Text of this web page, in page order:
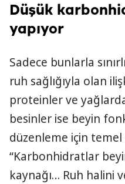
Düşük
yapıyor
Sadece bunlarla
ruh sağlığıyla olan
proteinler ve
besinler ise beyin
düzenleme için temel
“Karbonhidratlar
kaynağı… Ruh halini